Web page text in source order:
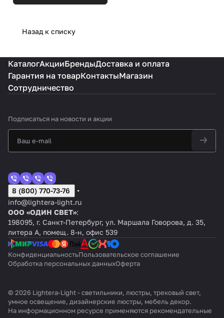
Назад к списку
КаталогАкцииБрендыДоставка и оплата
Гарантия на товарКонтактыМагазин
Сотрудничество
Подписаться на новости и акции
8 (800) 770-73-76
info@lightera-light.ru
ООО «ОДИН СВЕТ»:
198095, г. Санкт-Петербург, ул. Маршала Говорова, д. 35,
литера А, помещ. 8-н, офис 539
КонфиденциальностьПользовательское соглашение
Обработка персональных данныхОферта
© 2026 Lightera-Light - светильники, люстры, трековый свет,
умное освещение, дизайнерские люстры, мебель декор.
На информационном ресурсе применяются рекомендательные